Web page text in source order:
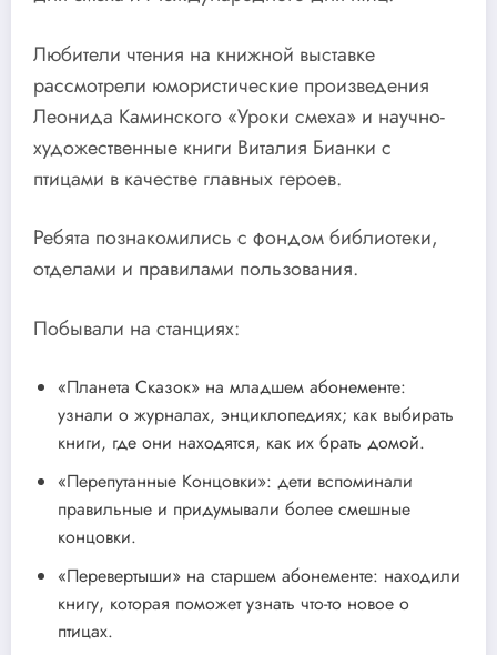
Любители чтения на книжной выставке
рассмотрели юмористические произведения
Леонида Каминского «Уроки смеха» и научно-
художественные книги Виталия Бианки с
птицами в качестве главных героев.
Ребята познакомились с фондом библиотеки,
отделами и правилами пользования.
Побывали на станциях:
«Планета Сказок» на младшем абонементе:
узнали о журналах, энциклопедиях; как выбирать
книги, где они находятся, как их брать домой.
«Перепутанные Концовки»: дети вспоминали
правильные и придумывали более смешные
концовки.
«Перевертыши» на старшем абонементе: находили
книгу, которая поможет узнать что-то новое о
птицах.